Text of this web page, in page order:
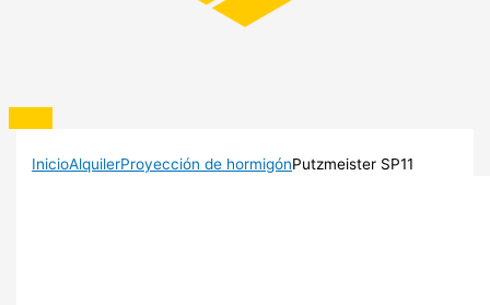
InicioAlquilerProyección de hormigónPutzmeister SP11